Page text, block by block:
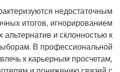
недостаточным
итогов, игнорированием
и склонностью к
В профессиональной
к карьерным просчетам,